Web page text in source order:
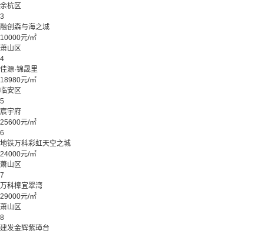
余杭区
3
融创森与海之城
10000元/㎡
萧山区
4
佳源·锦晟里
18980元/㎡
临安区
5
宸宇府
25600元/㎡
6
地铁万科彩虹天空之城
24000元/㎡
萧山区
7
万科樟宜翠湾
29000元/㎡
萧山区
8
建发金辉紫璋台